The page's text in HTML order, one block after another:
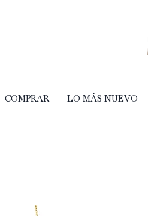
COMPRAR LO MÁS NUEVO